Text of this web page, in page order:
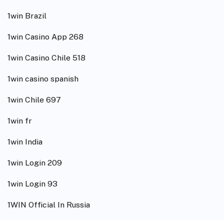
1win Brazil
1win Casino App 268
1win Casino Chile 518
1win casino spanish
1win Chile 697
1win fr
1win India
1win Login 209
1win Login 93
1WIN Official In Russia